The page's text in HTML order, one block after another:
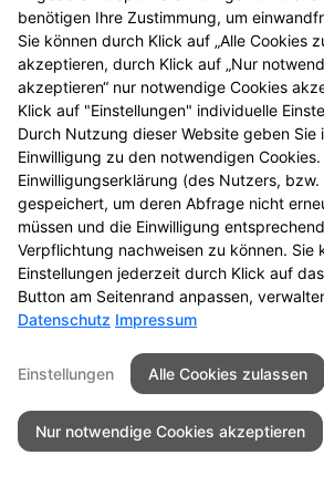
Schere
Kindergarderobe
Duschbad
Venenbalsam
Sandkasten Set
Seitenübersicht Kontakt
Datenschutz
© 2026 Äskulap
benötigen Ihre Zustimmung, um
Sie können durch Klick auf „Alle Cookies
akzeptieren, durch Klick auf „Nur
akzeptieren“ nur notwendige Cookies
Klick auf "Einstellungen" individuelle
Durch Nutzung dieser Website geben Sie
Einwilligung zu den notwendigen Cookies.
Einwilligungserklärung (des Nutzers,
gespeichert, um deren Abfrage nicht
müssen und die Einwilligung
Verpflichtung nachweisen zu können. Sie
Einstellungen jederzeit durch Klick auf
Button am Seitenrand anpassen,
Datenschutz Impressum
Einstellungen Alle Cookies zulassen
Nur notwendige Cookies akzeptieren